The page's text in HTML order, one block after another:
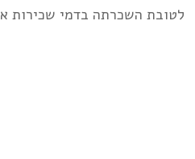
לטובת השכרתה בדמי שכירות